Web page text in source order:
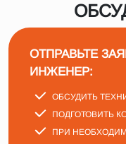
ОТПРАВЬТЕ
ИНЖЕНЕР:
ОБСУДИТЬ
ПОДГОТОВИТЬ
ПРИ